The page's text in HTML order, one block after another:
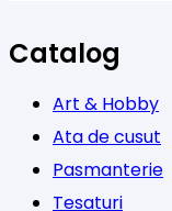
Catalog
Art & Hobby
Ata de cusut
Pasmanterie
Tesaturi